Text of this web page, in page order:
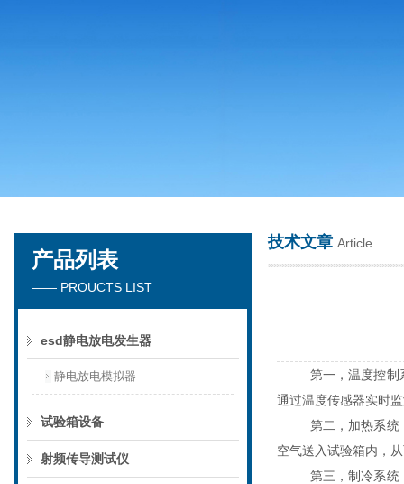
深圳市楚英豪科技有限公司
产品列表
—— PROUCTS LIST
esd静电放电发生器
静电放电模拟器
试验箱设备
射频传导测试仪
技术文章 Article
第一，温度控制
通过温度传感器实时
第二，加热系统
空气送入试验箱内，
第三，制冷系统